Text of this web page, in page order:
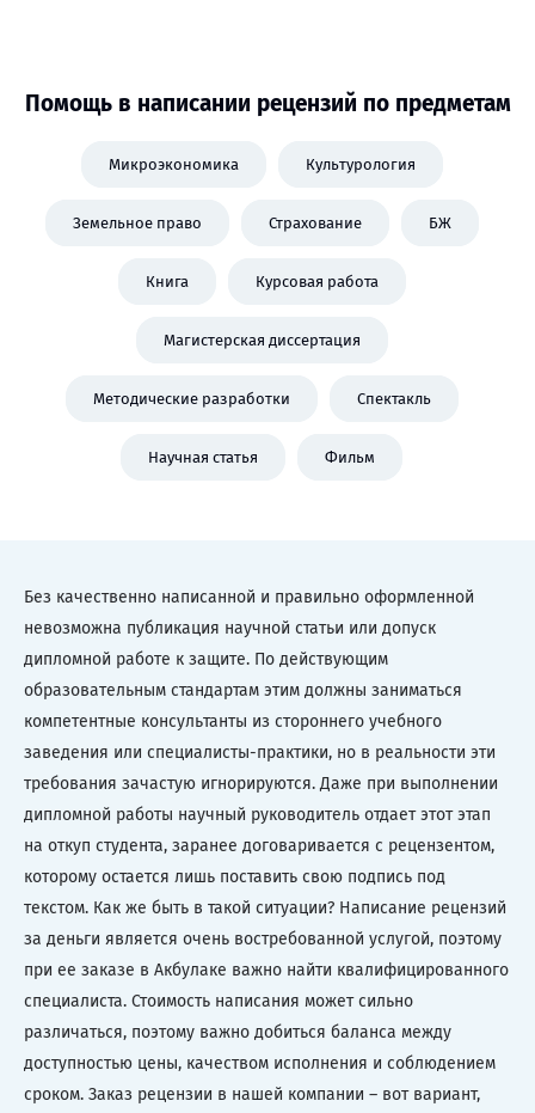
Помощь в написании рецензий по предметам
Микроэкономика Культурология
Земельное право Страхование БЖ
Книга Курсовая работа
Магистерская диссертация
Методические разработки Спектакль
Научная статья Фильм
Без качественно написанной и правильно оформленной
невозможна публикация научной статьи или допуск
дипломной работе к защите. По действующим
образовательным стандартам этим должны заниматься
компетентные консультанты из стороннего учебного
заведения или специалисты-практики, но в реальности эти
требования зачастую игнорируются. Даже при выполнении
дипломной работы научный руководитель отдает этот этап
на откуп студента, заранее договаривается с рецензентом,
которому остается лишь поставить свою подпись под
текстом. Как же быть в такой ситуации? Написание рецензий
за деньги является очень востребованной услугой, поэтому
при ее заказе в Акбулаке важно найти квалифицированного
специалиста. Стоимость написания может сильно
различаться, поэтому важно добиться баланса между
доступностью цены, качеством исполнения и соблюдением
сроком. Заказ рецензии в нашей компании – вот вариант,